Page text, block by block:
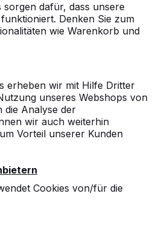
sorgen dafür, dass unsere
Denken Sie zum
wie Warenkorb und
erheben wir mit Hilfe Dritter
unseres Webshops von
die Analyse der
wir auch weiterhin
Vorteil unserer Kunden
Cookies von/für die
alles